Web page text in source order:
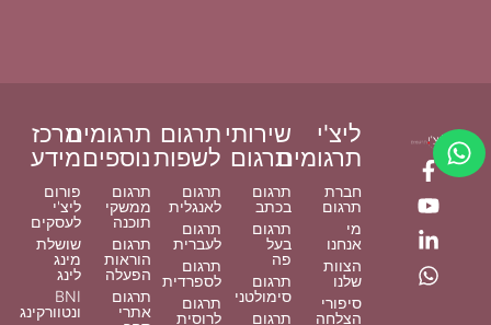
ליצ'י
תרגומים
חברת
תרגום
מי
אנחנו
הצוות
שלנו
סיפורי
הצלחה
שירותי
תרגום
תרגום
בכתב
תרגום
בעל
פה
תרגום
סימולטני
תרגום
תרגום
לשפות
תרגום
לאנגלית
תרגום
לעברית
תרגום
לספרדית
תרגום
לרוסית
תרגומים
נוספים
תרגום
ממשקי
תוכנה
תרגום
הוראות
הפעלה
תרגום
אתרי
מרכז
מידע
פורום
ליצ'י
לעסקים
שושלת
מינג
לינג
BNI
ונטוורקינג